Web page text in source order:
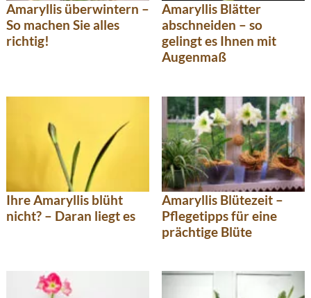
Amaryllis überwintern –
So machen Sie alles
richtig!
Amaryllis Blätter
abschneiden – so
gelingt es Ihnen mit
Augenmaß
Ihre Amaryllis blüht
nicht? – Daran liegt es
Amaryllis Blütezeit –
Pflegetipps für eine
prächtige Blüte